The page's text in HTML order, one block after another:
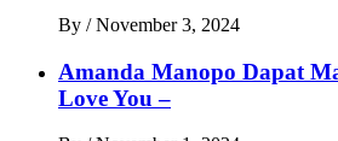
By / November 3, 2024
Amanda Manopo Dapat
Love You –